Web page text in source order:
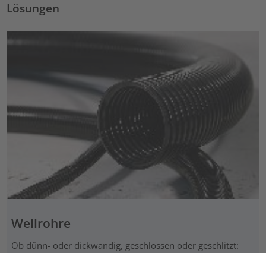
Lösungen
Wellrohre
Ob dünn- oder dickwandig, geschlossen oder geschlitzt: